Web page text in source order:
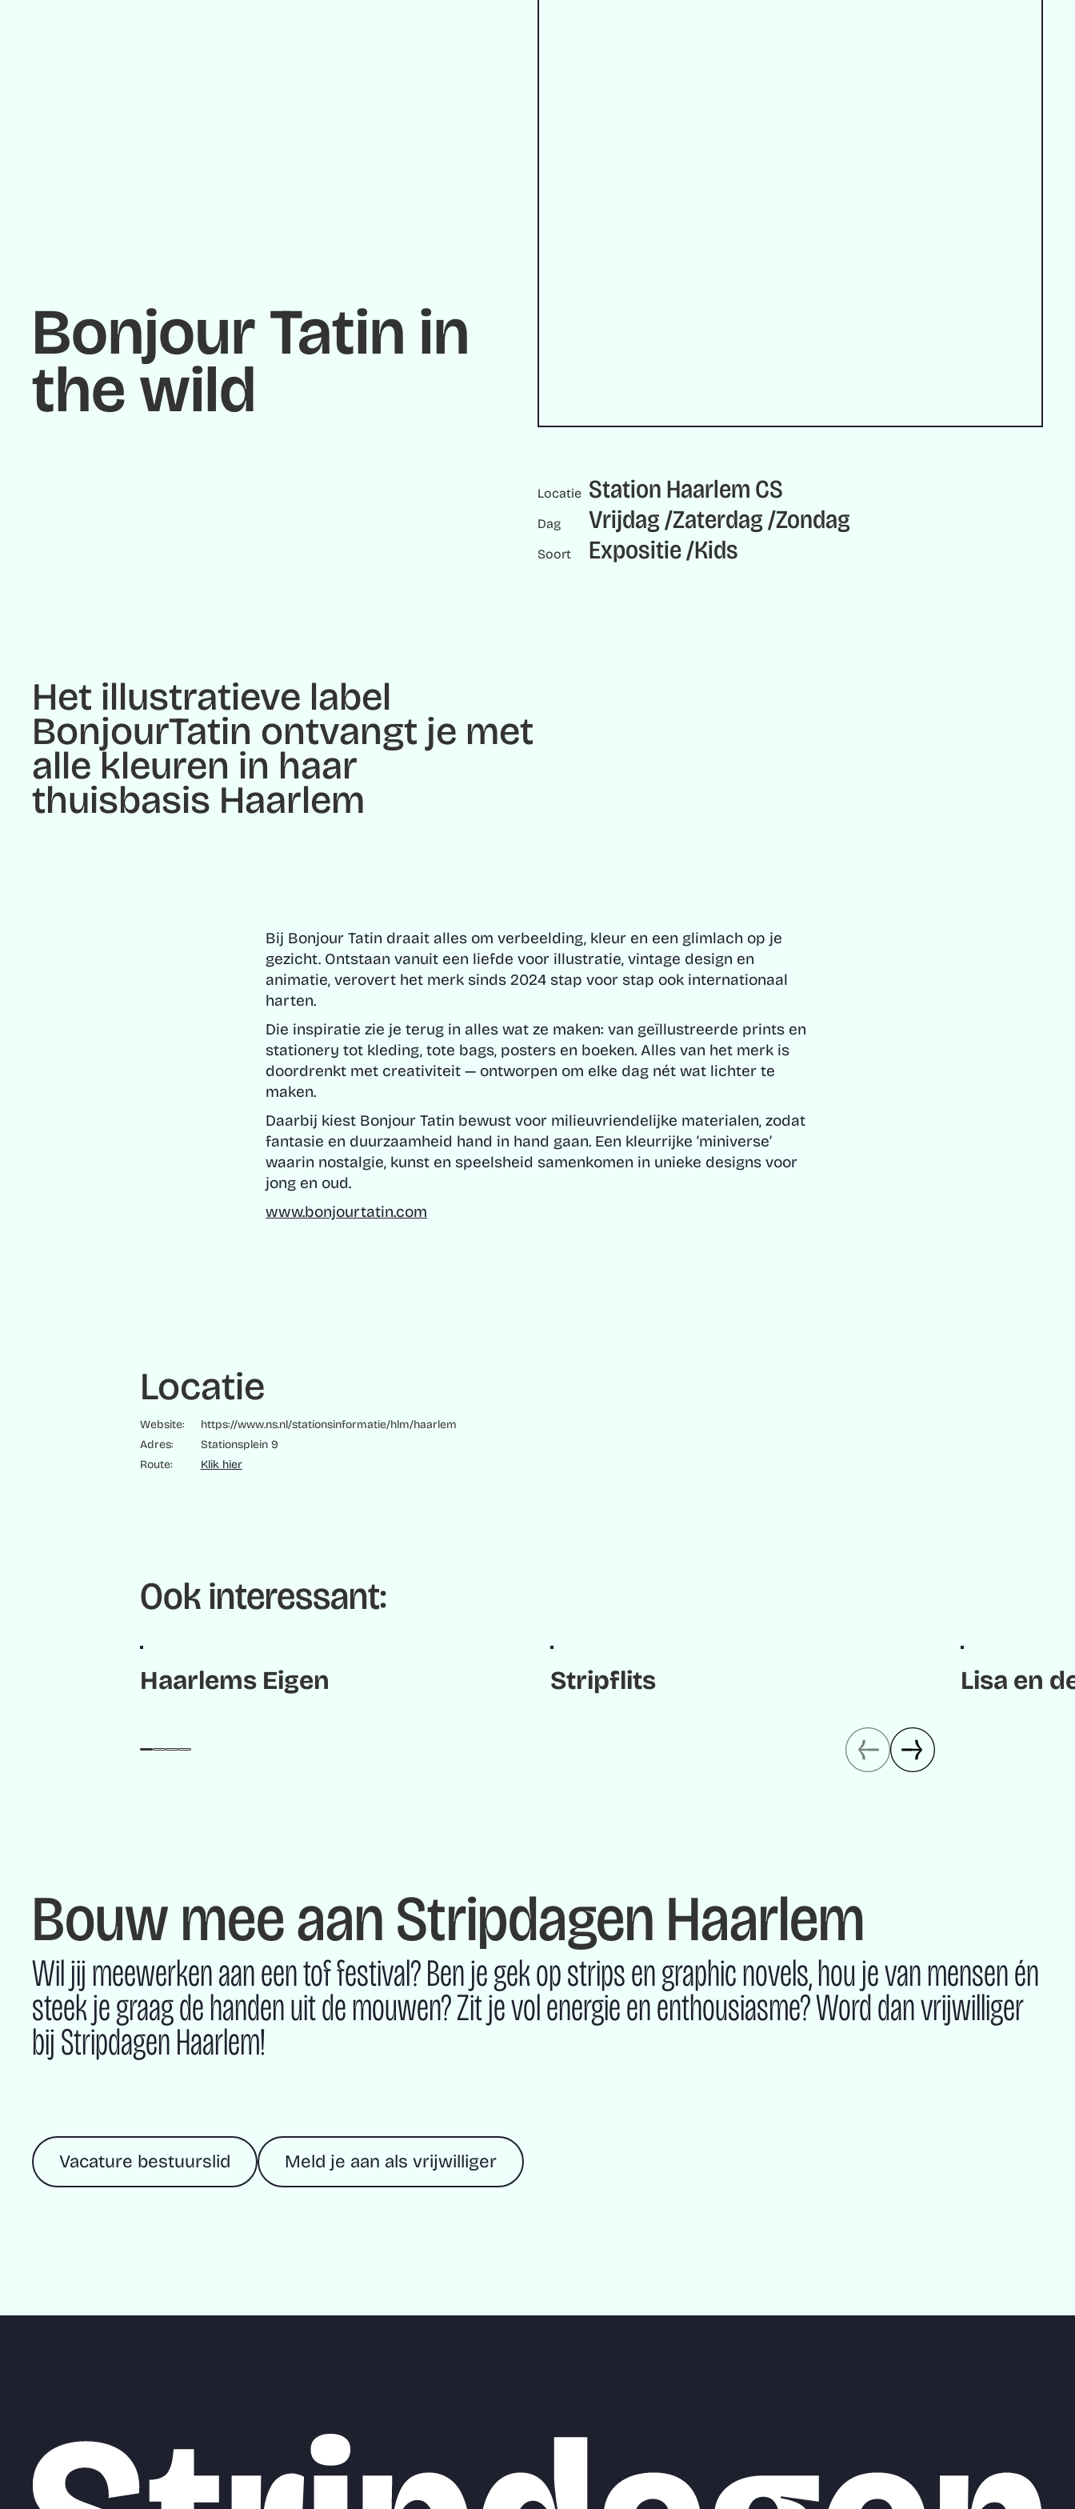
Bonjour Tatin in
the wild
Locatie Station Haarlem CS
Dag Vrijdag Zaterdag Zondag
Soort Expositie Kids
Het illustratieve label
BonjourTatin ontvangt je met
alle kleuren in haar
thuisbasis Haarlem
Bij Bonjour Tatin draait alles om verbeelding, kleur en een glimlach op je
gezicht. Ontstaan vanuit een liefde voor illustratie, vintage design en
animatie, verovert het merk sinds 2024 stap voor stap ook internationaal
harten.
Die inspiratie zie je terug in alles wat ze maken: van geïllustreerde prints en
stationery tot kleding, tote bags, posters en boeken. Alles van het merk is
doordrenkt met creativiteit — ontworpen om elke dag nét wat lichter te
maken.
Daarbij kiest Bonjour Tatin bewust voor milieuvriendelijke materialen, zodat
fantasie en duurzaamheid hand in hand gaan. Een kleurrijke ‘miniverse’
waarin nostalgie, kunst en speelsheid samenkomen in unieke designs voor
jong en oud.
www.bonjourtatin.com
Locatie
Website:
https://www.ns.nl/stationsinformatie/hlm/haarlem
Adres:
Stationsplein 9
Route:
Klik hier
Ook interessant:
Haarlems Eigen Stripflits Lisa en
Bouw mee aan Stripdagen Haarlem
Wil jij meewerken aan een tof festival? Ben je gek op strips en graphic novels, hou je van mensen én
steek je graag de handen uit de mouwen? Zit je vol energie en enthousiasme? Word dan vrijwilliger
bij Stripdagen Haarlem!
Vacature bestuurslid Meld je aan als vrijwilliger